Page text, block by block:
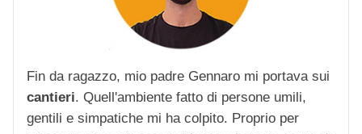
Fin da ragazzo, mio padre Gennaro mi portava sui
cantieri. Quell'ambiente fatto di persone umili,
gentili e simpatiche mi ha colpito. Proprio per